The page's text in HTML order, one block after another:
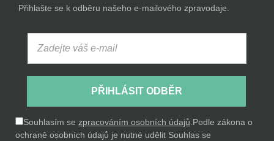
Přihlašte se k odběru našeho e-mailového zpravodaje.
PŘIHLÁSIT ODBĚR
Souhlasím se zpracováním osobních údajů Podle zákona o
ochraně osobních údajů je nutné udělit Souhlas se